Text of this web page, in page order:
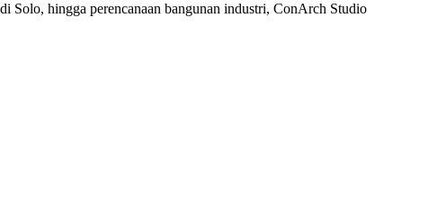
Solo, hingga perencanaan bangunan industri, ConArch Studio